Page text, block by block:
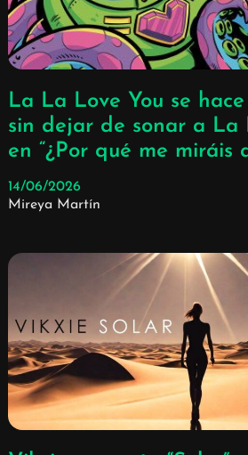
La La Love You se
sin dejar de sonar a La
en “¿Por qué me miráis
14/06/2026
Mireya Martín